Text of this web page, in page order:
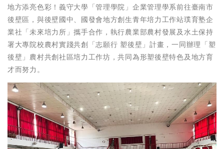
地方添亮色彩！義守大學「管理學院」企業管理學系前往臺南市
後壁區，與後壁國中、國發會地方創生青年培力工作站璞育塾企
業社「未來培力所」攜手合作，執行農業部農村發展及水土保持
署大專院校農村實踐共創「志願行 塑後壁」計畫，一同辦理「塑
後壁」農村共創社區培力工作坊，共同為形塑後壁特色及地方育
才而努力。